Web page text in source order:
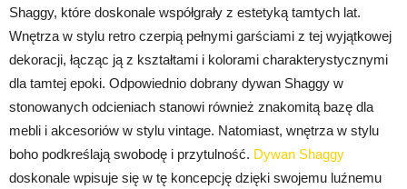
Shaggy, które doskonale współgrały z estetyką tamtych lat.
Wnętrza w stylu retro czerpią pełnymi garściami z tej wyjątkowej
dekoracji, łącząc ją z kształtami i kolorami charakterystycznymi
dla tamtej epoki. Odpowiednio dobrany dywan Shaggy w
stonowanych odcieniach stanowi również znakomitą bazę dla
mebli i akcesoriów w stylu vintage. Natomiast, wnętrza w stylu
boho podkreślają swobodę i przytulność. Dywan Shaggy
doskonale wpisuje się w tę koncepcję dzięki swojemu luźnemu